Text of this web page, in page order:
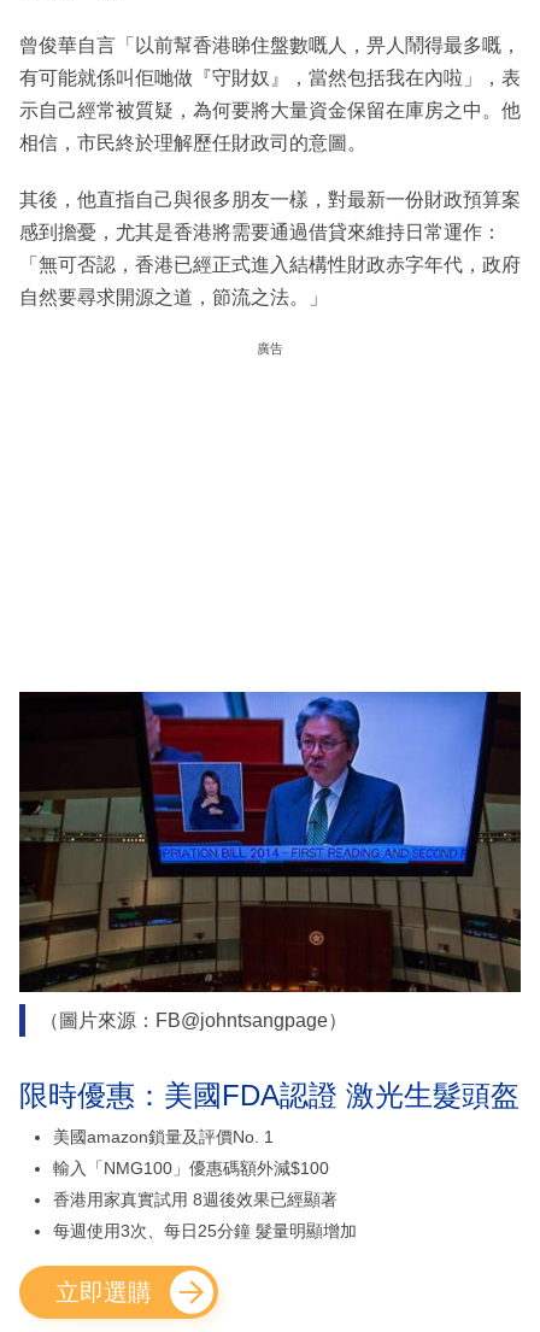
曾俊華自言「以前幫香港睇住盤數嘅人，畀人鬧得最多嘅，
有可能就係叫佢哋做『守財奴』，當然包括我在內啦」，表
示自己經常被質疑，為何要將大量資金保留在庫房之中。他
相信，市民終於理解歷任財政司的意圖。
其後，他直指自己與很多朋友一樣，對最新一份財政預算案
感到擔憂，尤其是香港將需要通過借貸來維持日常運作：
「無可否認，香港已經正式進入結構性財政赤字年代，政府
自然要尋求開源之道，節流之法。」
廣告
（圖片來源：FB@johntsangpage）
限時優惠：美國FDA認證 激光生髮頭盔
美國amazon鎖量及評價No. 1
輸入「NMG100」優惠碼額外減$100
香港用家真實試用 8週後效果已經顯著
每週使用3次、每日25分鐘 髮量明顯增加
立即選購